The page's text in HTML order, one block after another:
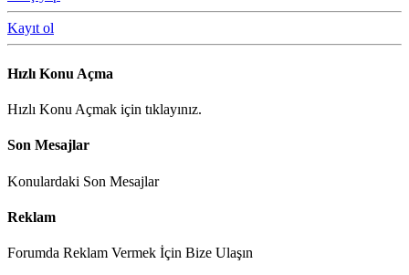
Kayıt ol
Hızlı Konu Açma
Hızlı Konu Açmak için tıklayınız.
Son Mesajlar
Konulardaki Son Mesajlar
Reklam
Forumda Reklam Vermek İçin Bize Ulaşın